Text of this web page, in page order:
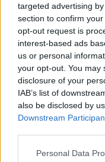
targeted advertising
section to confirm
opt-out request is
interest-based ads
us or personal
your opt-out. You may
disclosure of your
IAB’s list of
also be disclosed by
Downstream
Personal Data
wzrastanie u
wchłaniania, inne
choroby tarczycy,
psychologiczne,
oddziaływać na
dr hab. n. med.
Podkreśla, że jeśli
zostanie